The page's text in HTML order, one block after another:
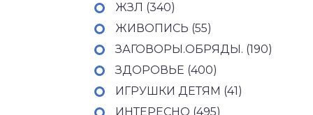
ЖЗЛ (340)
ЖИВОПИСЬ (55)
ЗАГОВОРЫ.ОБРЯДЫ. (190)
ЗДОРОВЬЕ (400)
ИГРУШКИ ДЕТЯМ (41)
ИНТЕРЕСНО (495)